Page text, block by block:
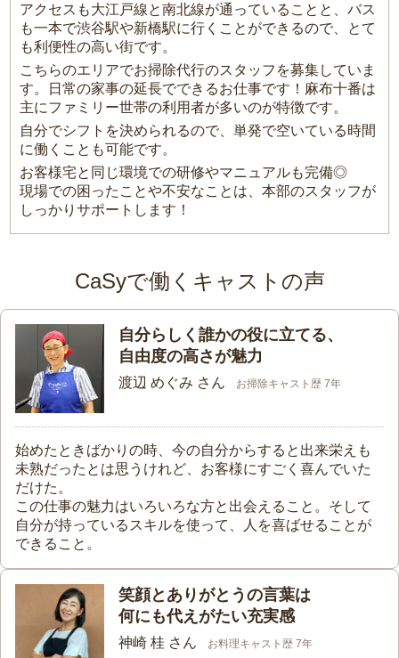
アクセスも大江戸線と南北線が通っていることと、バス
も一本で渋谷駅や新橋駅に行くことができるので、とて
も利便性の高い街です。
こちらのエリアでお掃除代行のスタッフを募集していま
す。日常の家事の延長でできるお仕事です！麻布十番は
主にファミリー世帯の利用者が多いのが特徴です。
自分でシフトを決められるので、単発で空いている時間
に働くことも可能です。
お客様宅と同じ環境での研修やマニュアルも完備◎
現場での困ったことや不安なことは、本部のスタッフが
しっかりサポートします！
CaSyで働くキャストの声
自分らしく誰かの役に立てる、
自由度の高さが魅力
渡辺 めぐみ さん お掃除キャスト歴 7年
始めたときばかりの時、今の自分からすると出来栄えも
未熟だったとは思うけれど、お客様にすごく喜んでいた
だけた。
この仕事の魅力はいろいろな方と出会えること。そして
自分が持っているスキルを使って、人を喜ばせることが
できること。
笑顔とありがとうの言葉は
何にも代えがたい充実感
神崎 桂 さん お料理キャスト歴 7年